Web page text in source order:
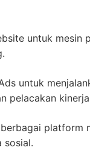
untuk mesin
untuk
pelacakan
platform
sosial.